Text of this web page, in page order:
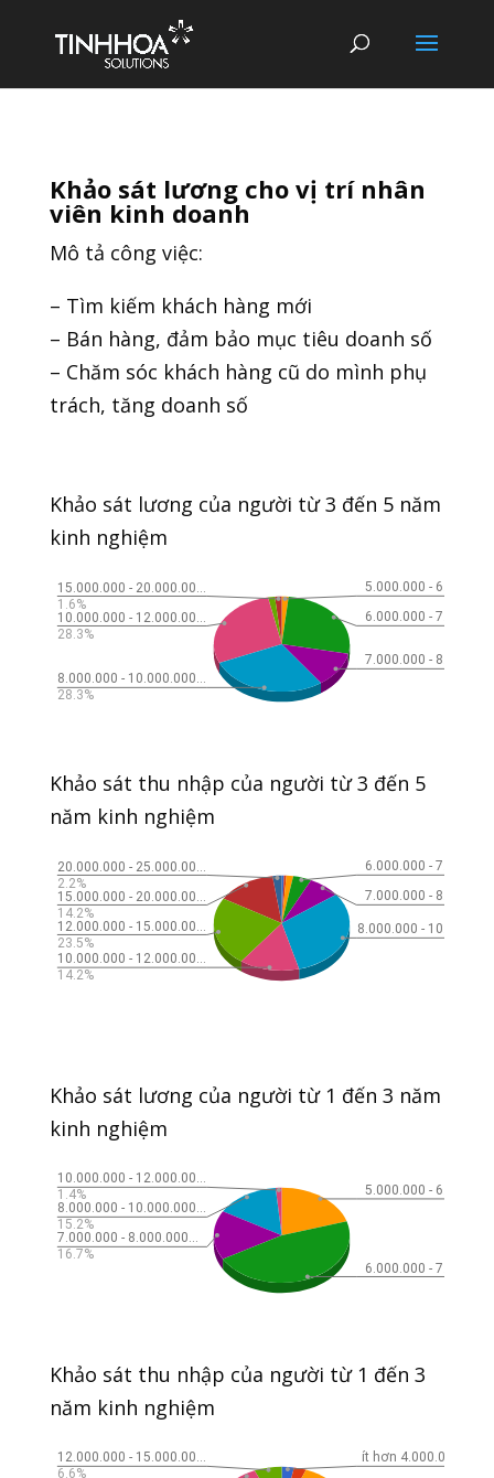
Khảo sát lương cho vị trí nhân
viên kinh doanh
Mô tả công việc:
– Tìm kiếm khách hàng mới
– Bán hàng, đảm bảo mục tiêu doanh số
– Chăm sóc khách hàng cũ do mình phụ
trách, tăng doanh số
Khảo sát lương của người từ 3 đến 5 năm
kinh nghiệm
Khảo sát thu nhập của người từ 3 đến 5
năm kinh nghiệm
Khảo sát lương của người từ 1 đến 3 năm
kinh nghiệm
Khảo sát thu nhập của người từ 1 đến 3
năm kinh nghiệm